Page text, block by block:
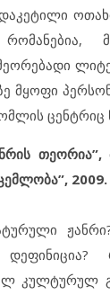
მყოფი
ცენტრიც
2009.
კულტურულ